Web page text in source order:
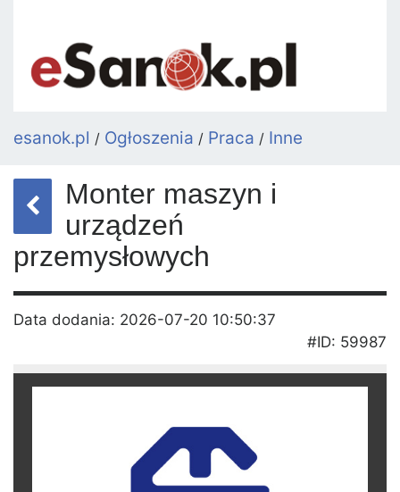
esanok.pl / Ogłoszenia / Praca / Inne
Monter maszyn i
urządzeń
przemysłowych
Data dodania: 2026-07-20 10:50:37
#ID: 59987